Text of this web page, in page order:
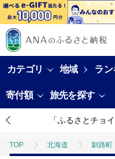
カテゴリ 地域 ラン
寄付額 旅先を探す
「ふるさとチョ
TOP 北海道 釧路町